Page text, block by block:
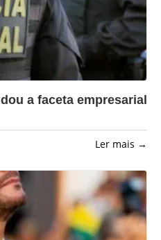
a faceta empresarial
Ler mais →